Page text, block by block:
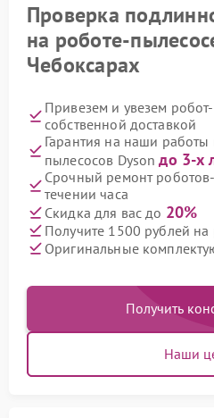
Проверка
на роботе-
Чебоксарах
Привезем и увезем
собственной доставкой
Гарантия на наши
пылесосов Dysonдо 3-х
Срочный ремонт
течении часа
Скидка для вас до 20%
Получите 1500 рублей на
Оригинальные
Получить
Наши